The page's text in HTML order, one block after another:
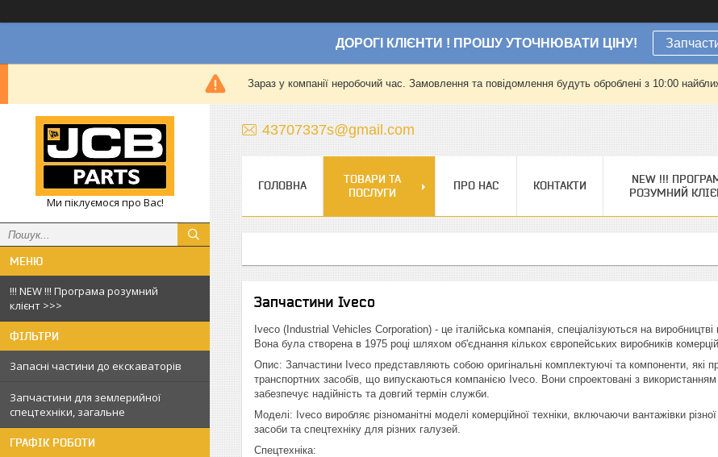
ДОРОГІ КЛІЄНТИ ! ПРОШУ УТОЧНЮВАТИ ЦІНУ!
Зараз у компанії неробочий час. Замовлення та повідомлення будуть оброблені з 10:00
Ми піклуємося про Вас!
!!! NEW !!! Програма розумний
клієнт >>>
ФІЛЬТРИ
Запасні частини до екскаваторів
Запчастини для землерийної
спецтехніки, загальне
ГРАФІК РОБОТИ
43707337s@gmail.com
ГОЛОВНА
ТОВАРИ ТА
ПОСЛУГИ
ПРО НАС КОНТАКТИ
NEW !!!
РОЗУМНИЙ
Запчастини Iveco
Iveco (Industrial Vehicles Corporation) - це італійська компанія, спеціалізуються на
Вона була створена в 1975 році шляхом об'єднання кількох європейських виробників
Опис: Запчастини Iveco представляють собою оригінальні комплектуючі та компоненти, які
транспортних засобів, що випускаються компанією Iveco. Вони спроектовані з
забезпечує надійність та довгий термін служби.
Моделі: Iveco виробляє різноманітні моделі комерційної техніки, включаючи вантажівки
засоби та спецтехніку для різних галузей.
Спецтехніка: